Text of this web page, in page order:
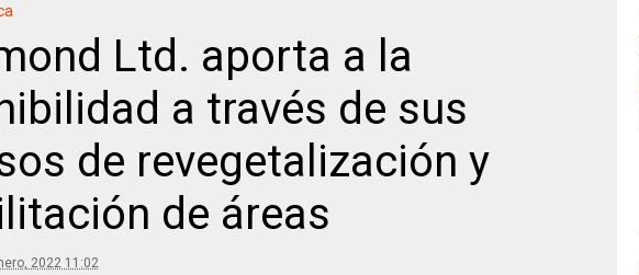
Ltd. aporta a la
a través de sus
de revegetalización y
de áreas
2022 11:02